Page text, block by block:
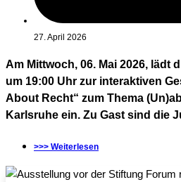
27. April 2026
Am Mittwoch, 06. Mai 2026, lädt
um 19:00 Uhr zur interaktiven
About Recht“ zum Thema
Karlsruhe ein. Zu Gast sind die
>>> Weiterlesen